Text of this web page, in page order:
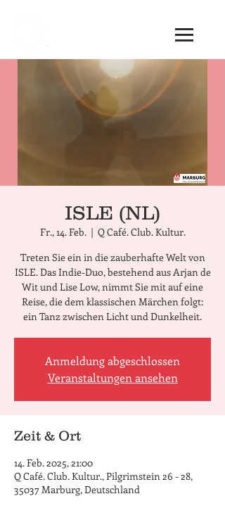
ISLE (NL)
Fr., 14. Feb.
  |
Q Café. Club. Kultur.
Treten Sie ein in die zauberhafte Welt von
ISLE. Das Indie-Duo, bestehend aus Arjan de
Wit und Lise Low, nimmt Sie mit auf eine
Reise, die dem klassischen Märchen folgt:
ein Tanz zwischen Licht und Dunkelheit.
Anmeldung abgeschlossen
Veranstaltungen ansehen
Zeit & Ort
14. Feb. 2025, 21:00
Q Café. Club. Kultur., Pilgrimstein 26 - 28,
35037 Marburg, Deutschland